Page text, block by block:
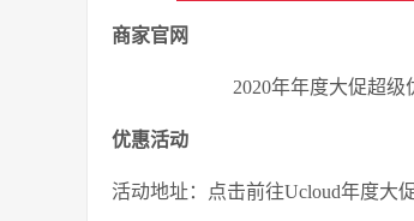
商家官网
2020年年度大促超
优惠活动
活动地址：点击前往Ucloud年度大